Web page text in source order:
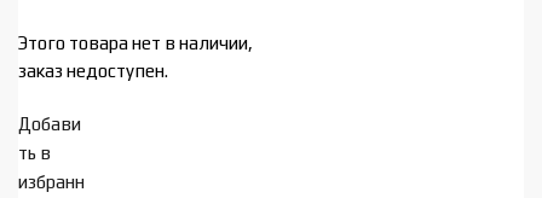
Этого товара нет в наличии,
заказ недоступен.
Добави
ть в
избранн